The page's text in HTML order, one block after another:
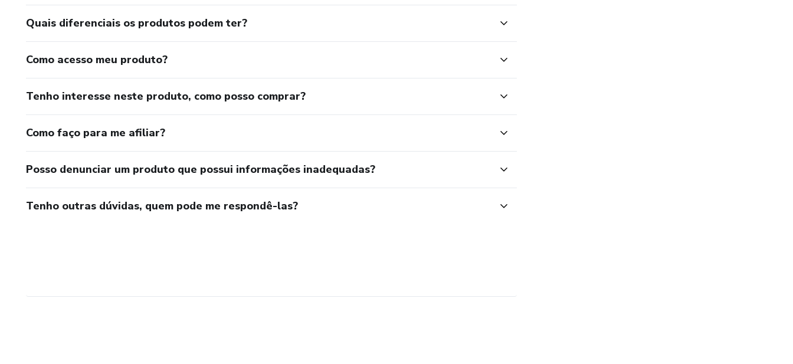
Quais diferenciais os produtos podem ter?
Como acesso meu produto?
Tenho interesse neste produto, como posso comprar?
Como faço para me afiliar?
Posso denunciar um produto que possui informações inadequadas?
Tenho outras dúvidas, quem pode me respondê-las?